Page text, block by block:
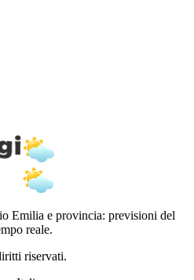
Emilia e provincia: previsioni del
reale.
riservati.